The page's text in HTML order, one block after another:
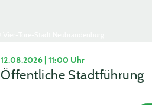
12.08.2026 | 11:00 Uhr
Öffentliche Stadtführung